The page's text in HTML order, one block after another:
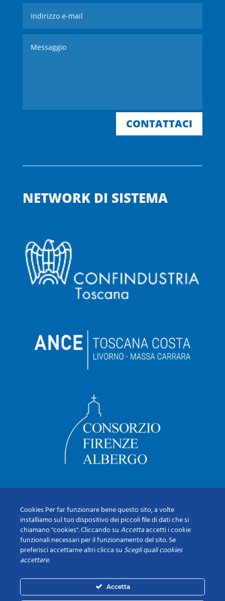
CONTATTACI
NETWORK DI SISTEMA
Cookies Per far funzionare bene questo sito, a volte
installiamo sul tuo dispositivo dei piccoli file di dati che si
chiamano "cookies". Cliccando suAccettaaccetti i cookie
funzionali necessari per il funzionamento del sito. Se
preferisci accettarne altri clicca su Scegli quali cookies
accettare.
Accetta